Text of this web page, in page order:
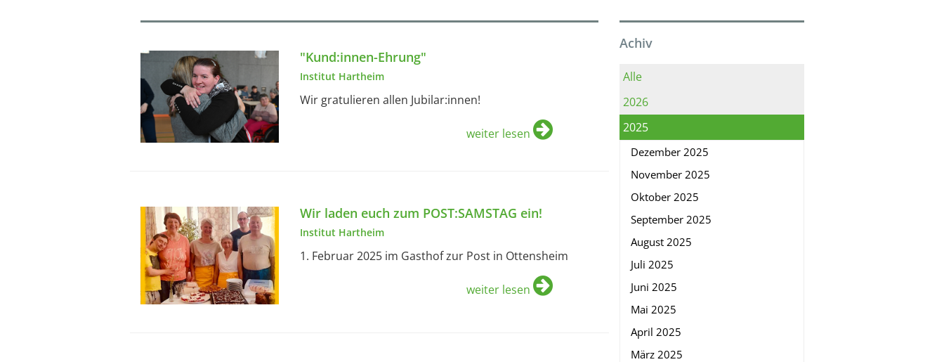
Achiv
Alle
2026
2025
Dezember 2025
November 2025
Oktober 2025
September 2025
August 2025
Juli 2025
Juni 2025
Mai 2025
April 2025
März 2025
"Kund:innen-Ehrung"
Institut Hartheim
Wir gratulieren allen Jubilar:innen!
weiter lesen
Wir laden euch zum POST:SAMSTAG ein!
Institut Hartheim
1. Februar 2025 im Gasthof zur Post in Ottensheim
weiter lesen